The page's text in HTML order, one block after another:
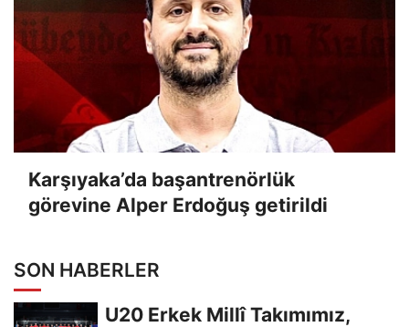
Karşıyaka’da başantrenörlük
görevine Alper Erdoğuş getirildi
SON HABERLER
U20 Erkek Millî Takımımız,